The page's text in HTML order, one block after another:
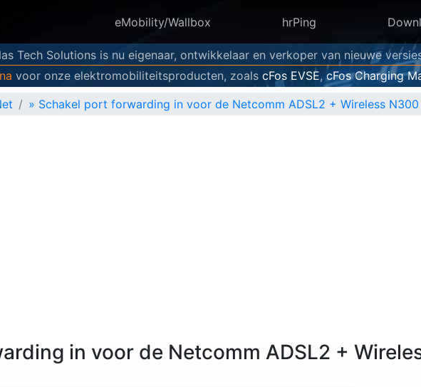
eMobility/Wallbox hrPing
Tech Solutions is nu eigenaar, ontwikkelaar en verkoper van nieuwe
voor onze elektromobiliteitsproducten, zoals cFos EVSE,cFos Charging
» Schakel port forwarding in voor de Netcomm ADSL2 + Wireless N300
in voor de Netcomm ADSL2 +